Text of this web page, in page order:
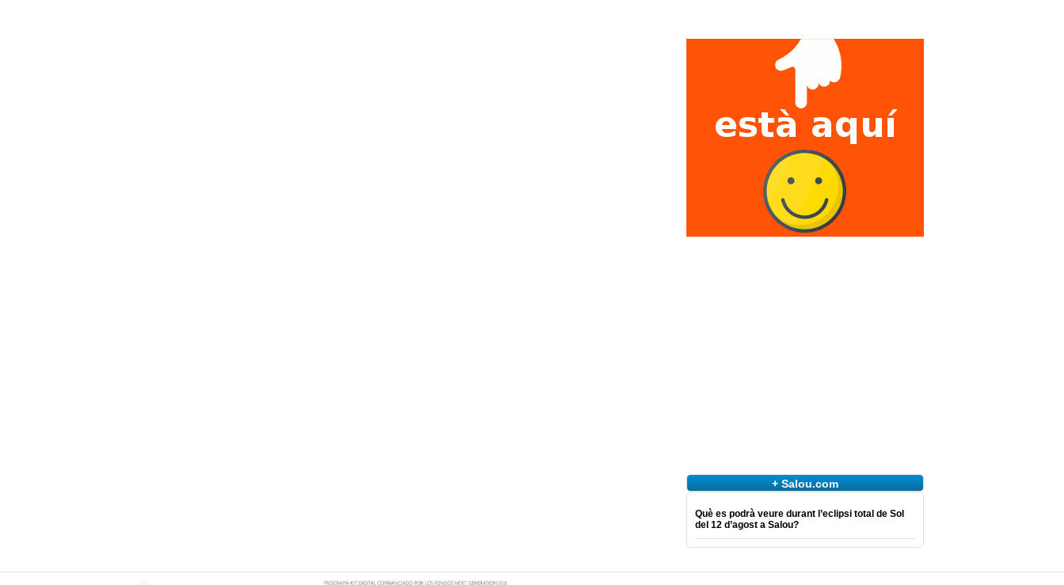
+ Salou.com
Què es podrà veure durant l’eclipsi total de Sol
del 12 d’agost a Salou?